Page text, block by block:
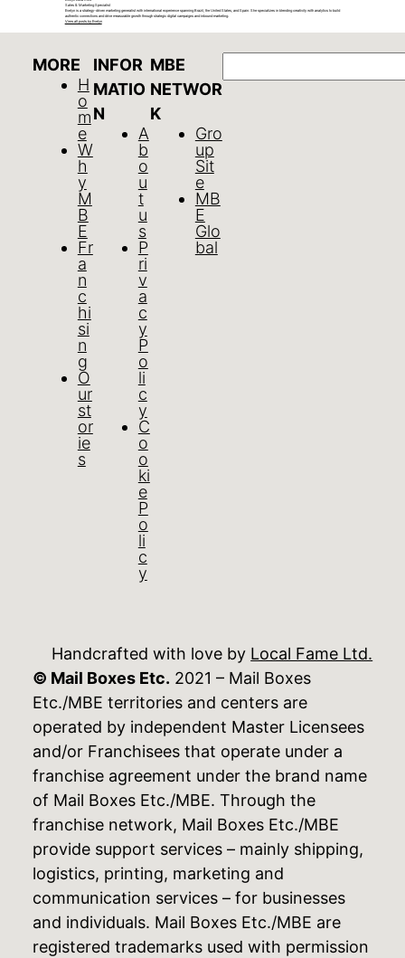
Sales & Marketing Specialist
Evelyn is a strategy-driven marketing generalist with international experience spanning Brazil, the United States, and Spain. She specializes in blending creativity with analytics to build
authentic connections and drive measurable growth through strategic digital campaigns and inbound marketing.
View all posts by Evelyn
MORE
H
o
m
e
W
h
y
M
B
E
Fr
a
n
c
hi
si
n
g
O
ur
st
or
ie
s
INFOR
MATIO
N
A
b
o
u
t
u
s
P
ri
v
a
c
y
P
o
li
c
y
C
o
o
ki
e
P
o
li
c
y
MBE
NETWOR
K
Gro
up
Sit
e
MB
E
Glo
bal
Handcrafted with love by Local Fame Ltd.
© Mail Boxes Etc. 2021 – Mail Boxes
Etc./MBE territories and centers are
operated by independent Master Licensees
and/or Franchisees that operate under a
franchise agreement under the brand name
of Mail Boxes Etc./MBE. Through the
franchise network, Mail Boxes Etc./MBE
provide support services – mainly shipping,
logistics, printing, marketing and
communication services – for businesses
and individuals. Mail Boxes Etc./MBE are
registered trademarks used with permission